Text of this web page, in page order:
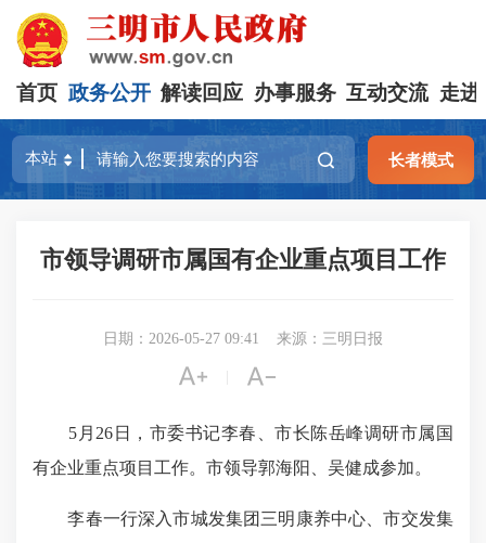
首页 政务公开 解读回应 办事服务 互动交流 走进
长者模式
市领导调研市属国有企业重点项目工作
日期：2026-05-27 09:41 来源：三明日报
 
5月26日，市委书记李春、市长陈岳峰调研市属国
有企业重点项目工作。市领导郭海阳、吴健成参加。
李春一行深入市城发集团三明康养中心、市交发集